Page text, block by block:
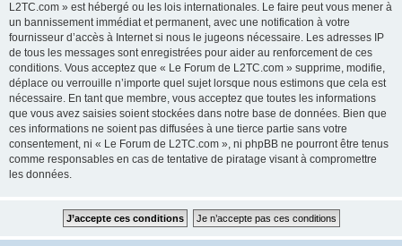
L2TC.com » est hébergé ou les lois internationales. Le faire peut vous mener à
un bannissement immédiat et permanent, avec une notification à votre
fournisseur d’accès à Internet si nous le jugeons nécessaire. Les adresses IP
de tous les messages sont enregistrées pour aider au renforcement de ces
conditions. Vous acceptez que « Le Forum de L2TC.com » supprime, modifie,
déplace ou verrouille n’importe quel sujet lorsque nous estimons que cela est
nécessaire. En tant que membre, vous acceptez que toutes les informations
que vous avez saisies soient stockées dans notre base de données. Bien que
ces informations ne soient pas diffusées à une tierce partie sans votre
consentement, ni « Le Forum de L2TC.com », ni phpBB ne pourront être tenus
comme responsables en cas de tentative de piratage visant à compromettre
les données.